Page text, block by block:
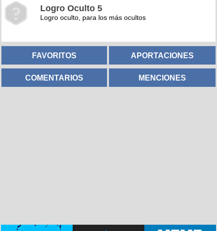
Logro Oculto 5
Logro oculto, para los más ocultos
FAVORITOS APORTACIONES
COMENTARIOS MENCIONES